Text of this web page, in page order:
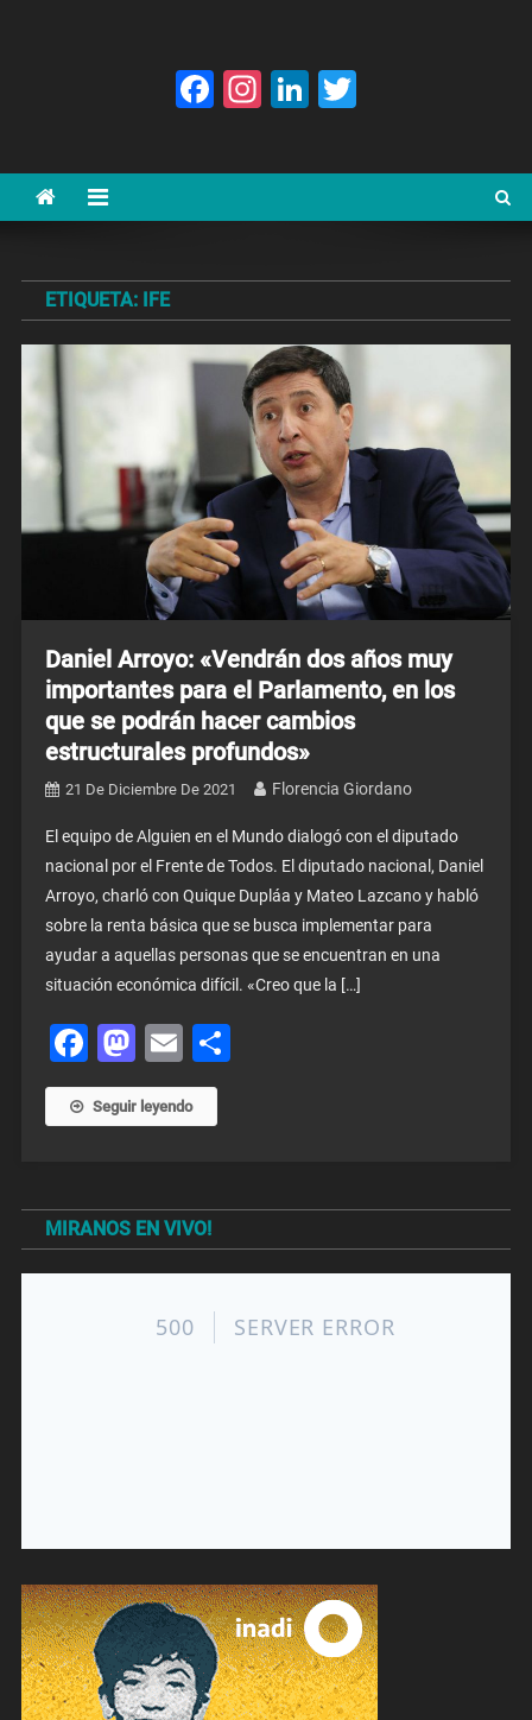
Facebook
Instagram
LinkedIn
ETIQUETA: IFE
Daniel Arroyo: «Vendrán dos años muy
importantes para el Parlamento, en los
que se podrán hacer cambios
estructurales profundos»
21 De Diciembre De 2021 Florencia Giordano
El equipo de Alguien en el Mundo dialogó con el diputado
nacional por el Frente de Todos. El diputado nacional, Daniel
Arroyo, charló con Quique Dupláa y Mateo Lazcano y habló
sobre la renta básica que se busca implementar para
ayudar a aquellas personas que se encuentran en una
situación económica difícil. «Creo que la […]
Facebook
Mastodon
EmailShare
Seguir leyendo
MIRANOS EN VIVO!